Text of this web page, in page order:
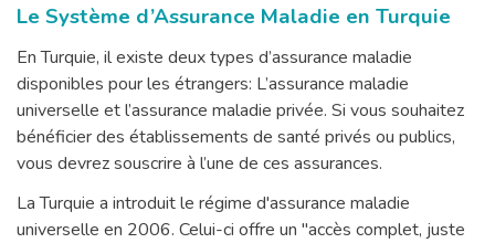
Le Système d’Assurance Maladie en Turquie
En Turquie, il existe deux types d’assurance maladie
disponibles pour les étrangers: L’assurance maladie
universelle et l’assurance maladie privée. Si vous souhaitez
bénéficier des établissements de santé privés ou publics,
vous devrez souscrire à l’une de ces assurances.
La Turquie a introduit le régime d'assurance maladie
universelle en 2006. Celui-ci offre un "accès complet, juste